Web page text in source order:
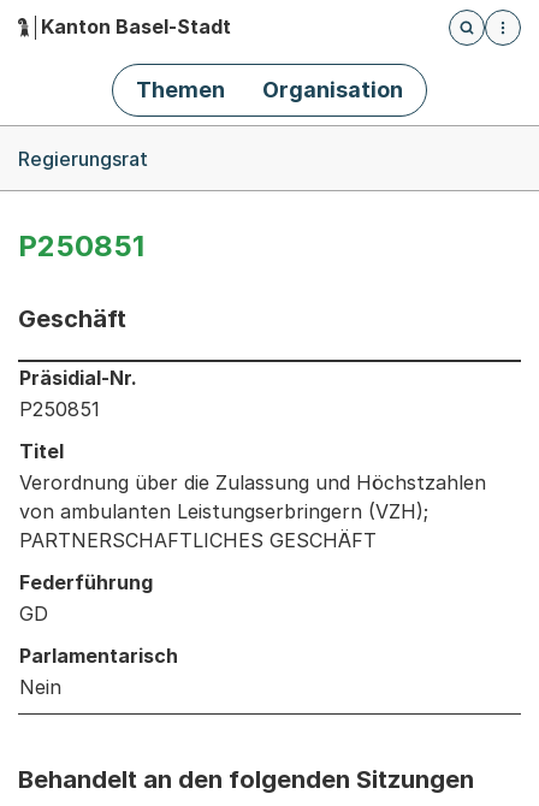
Hauptnavigation
Kanton Basel-Stadt
Öffnet
Themen Organisation
Regierungsrat
P250851
Geschäft
Informationen zum Ausgewählten Geschäft
Präsidial-Nr.
P250851
Titel
Verordnung über die Zulassung und Höchstzahlen
von ambulanten Leistungserbringern (VZH);
PARTNERSCHAFTLICHES GESCHÄFT
Federführung
GD
Parlamentarisch
Nein
Behandelt an den folgenden Sitzungen